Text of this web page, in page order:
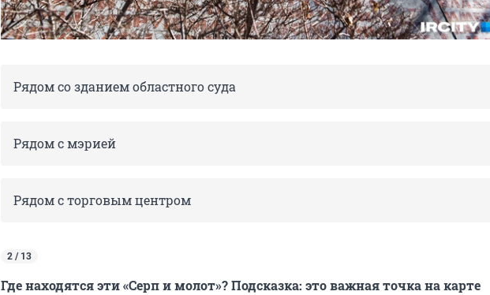
Рядом со зданием областного суда
Рядом с мэрией
Рядом с торговым центром
2 / 13
Где находятся эти «Серп и молот»? Подсказка: это важная точка на карте